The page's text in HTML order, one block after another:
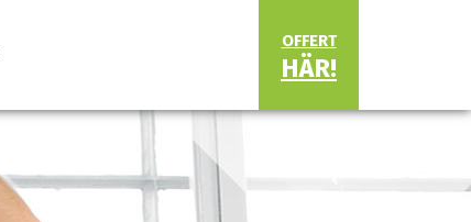
OFFERT
HÄR!